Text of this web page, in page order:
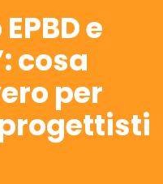
e
cosa
per